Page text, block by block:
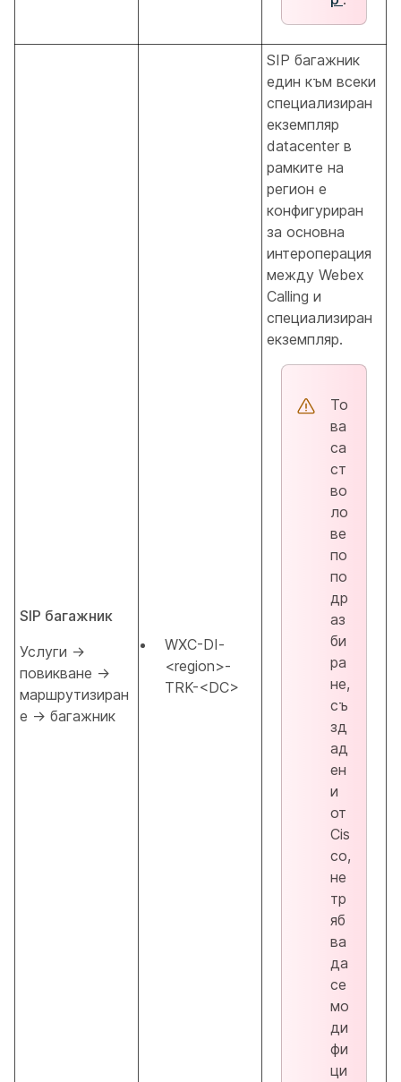
SIP багажник
Услуги →
повикване →
маршрутизиран
е → багажник
WXC-DI-
<region>-
TRK-<DC>
SIP багажник
един към всеки
специализиран
екземпляр
datacenter в
рамките на
регион е
конфигуриран
за основна
интероперация
между Webex
Calling и
специализиран
екземпляр.
То
ва
са
ст
во
ло
ве
по
по
др
аз
би
ра
не,
съ
зд
ад
ен
и
от
Cis
co,
не
тр
яб
ва
да
се
мо
ди
фи
ци